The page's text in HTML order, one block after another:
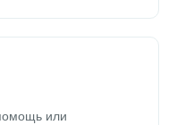
или